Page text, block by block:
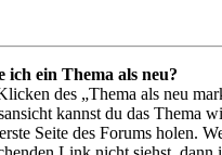
ich ein Thema als neu?
des „Thema als neu
kannst du das Thema
Seite des Forums holen.